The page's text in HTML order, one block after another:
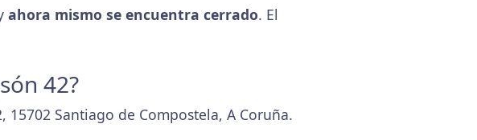
ahora mismo se encuentra cerrado. El
42?
15702 Santiago de Compostela, A Coruña.